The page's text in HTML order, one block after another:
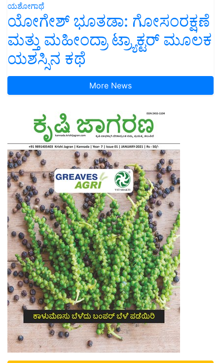
ಯಶೋಗಾಥೆ
ಯೋಗೇಶ್ ಭೂತಡಾ: ಗೋಸಂರಕ್ಷಣೆ
ಮತ್ತು ಮಹೀಂದ್ರಾ ಟ್ರ್ಯಾಕ್ಟರ್ ಮೂಲಕ
ಯಶಸ್ಸಿನ ಕಥೆ
More News